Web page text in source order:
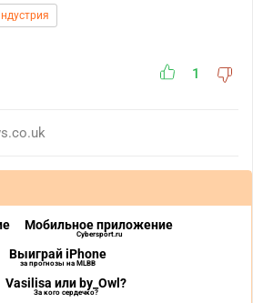
1
Мобильное приложение
Cybersport.ru
Выиграй iPhone
за прогнозы на MLBB
Vasilisa или by_Owl?
За кого сердечко?